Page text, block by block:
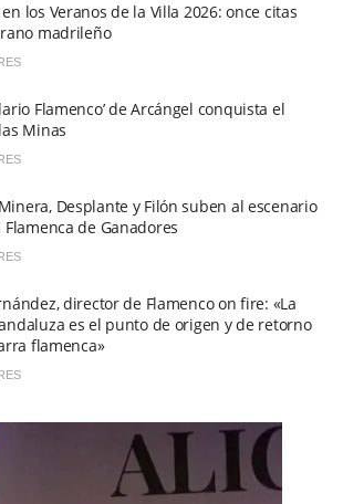
los Veranos de la Villa 2026: once citas
madrileño
Flamenco’ de Arcángel conquista el
Minas
Desplante y Filón suben al escenario
Flamenca de Ganadores
director de Flamenco on fire: «La
es el punto de origen y de retorno
flamenca»